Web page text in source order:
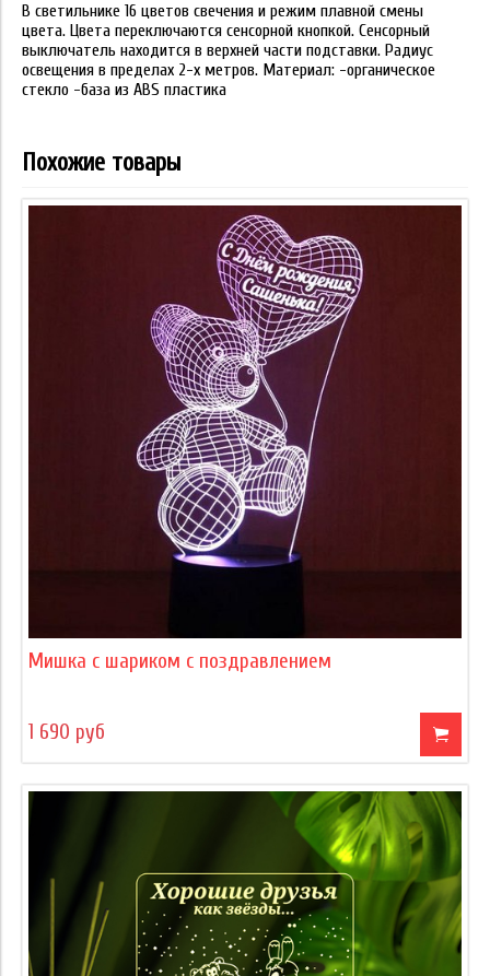
В светильнике 16 цветов свечения и режим плавной смены
цвета. Цвета переключаются сенсорной кнопкой. Сенсорный
выключатель находится в верхней части подставки. Радиус
освещения в пределах 2-х метров. Материал: -органическое
стекло -база из ABS пластика
Похожие товары
Мишка с шариком с поздравлением
1 690 руб